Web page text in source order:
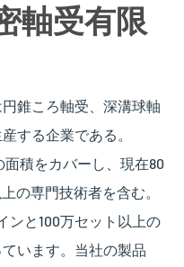
軸受有限
錐ころ軸受、深溝球軸
する企業である。
積をカバーし、現在80
の専門技術者を含む。
ンと100万セット以上の
います。当社の製品